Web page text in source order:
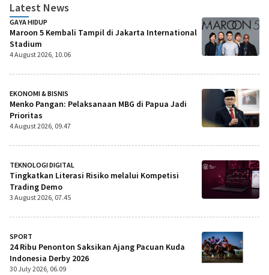
Latest News
GAYA HIDUP
Maroon 5 Kembali Tampil di Jakarta International
Stadium
4 August 2026, 10.06
EKONOMI & BISNIS
Menko Pangan: Pelaksanaan MBG di Papua Jadi
Prioritas
4 August 2026, 09.47
TEKNOLOGI DIGITAL
Tingkatkan Literasi Risiko melalui Kompetisi
Trading Demo
3 August 2026, 07.45
SPORT
24 Ribu Penonton Saksikan Ajang Pacuan Kuda
Indonesia Derby 2026
30 July 2026, 06.09